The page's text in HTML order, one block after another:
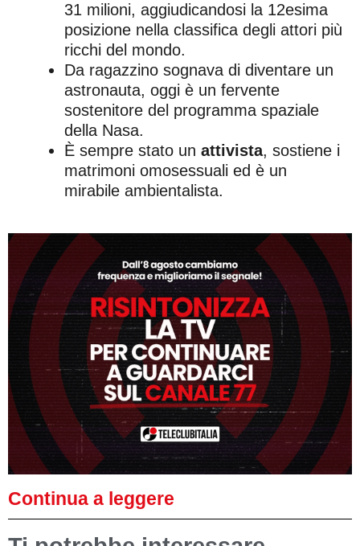
31 milioni, aggiudicandosi la 12esima
posizione nella classifica degli attori più
ricchi del mondo.
Da ragazzino sognava di diventare un
astronauta, oggi è un fervente
sostenitore del programma spaziale
della Nasa.
È sempre stato un attivista, sostiene i
matrimoni omosessuali ed è un
mirabile ambientalista.
Continua a leggere